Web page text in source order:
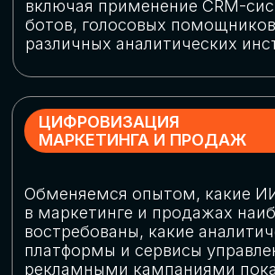
СПИКЕРЫ
СТАТЬ СПИКЕРОМ
В конференции участвовали более 120 спикеров